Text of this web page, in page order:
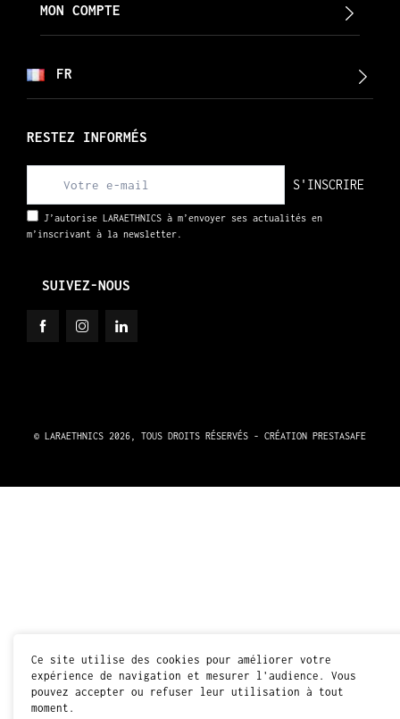
MON COMPTE
FR
RESTEZ INFORMÉS
S'INSCRIRE
J’autorise LARAETHNICS à m’envoyer ses actualités en
m’inscrivant à la newsletter.
SUIVEZ-NOUS
© LARAETHNICS 2026, TOUS DROITS RÉSERVÉS - CRÉATION PRESTASAFE
Ce site utilise des cookies pour améliorer votre
expérience de navigation et mesurer l'audience. Vous
pouvez accepter ou refuser leur utilisation à tout
moment.